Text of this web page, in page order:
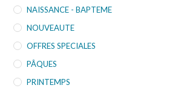
NAISSANCE - BAPTEME
NOUVEAUTE
OFFRES SPECIALES
PÂQUES
PRINTEMPS